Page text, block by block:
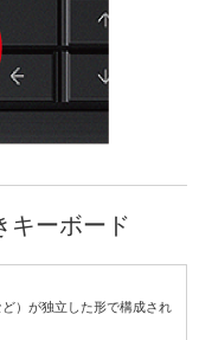
キーボード
）が独立した形で構成され